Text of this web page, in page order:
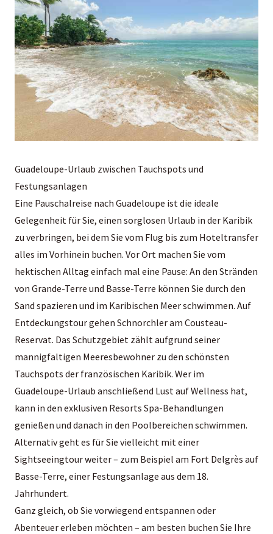
Guadeloupe-Urlaub zwischen Tauchspots und
Festungsanlagen
Eine Pauschalreise nach Guadeloupe ist die ideale
Gelegenheit für Sie, einen sorglosen Urlaub in der Karibik
zu verbringen, bei dem Sie vom Flug bis zum Hoteltransfer
alles im Vorhinein buchen. Vor Ort machen Sie vom
hektischen Alltag einfach mal eine Pause: An den Stränden
von Grande-Terre und Basse-Terre können Sie durch den
Sand spazieren und im Karibischen Meer schwimmen. Auf
Entdeckungstour gehen Schnorchler am Cousteau-
Reservat. Das Schutzgebiet zählt aufgrund seiner
mannigfaltigen Meeresbewohner zu den schönsten
Tauchspots der französischen Karibik. Wer im
Guadeloupe-Urlaub anschließend Lust auf Wellness hat,
kann in den exklusiven Resorts Spa-Behandlungen
genießen und danach in den Poolbereichen schwimmen.
Alternativ geht es für Sie vielleicht mit einer
Sightseeingtour weiter – zum Beispiel am Fort Delgrès auf
Basse-Terre, einer Festungsanlage aus dem 18.
Jahrhundert.
Ganz gleich, ob Sie vorwiegend entspannen oder
Abenteuer erleben möchten – am besten buchen Sie Ihre